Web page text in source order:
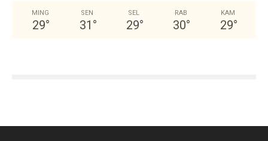
MING
29°
SEN
31 °
SEL
29°
RAB
30°
KAM
29°